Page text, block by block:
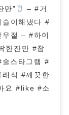
만”
– #거
슬이해냈다 #
우절 – #하이
한잔만 #참
스타그램 #
래식 #깨끗한
요 #like #소